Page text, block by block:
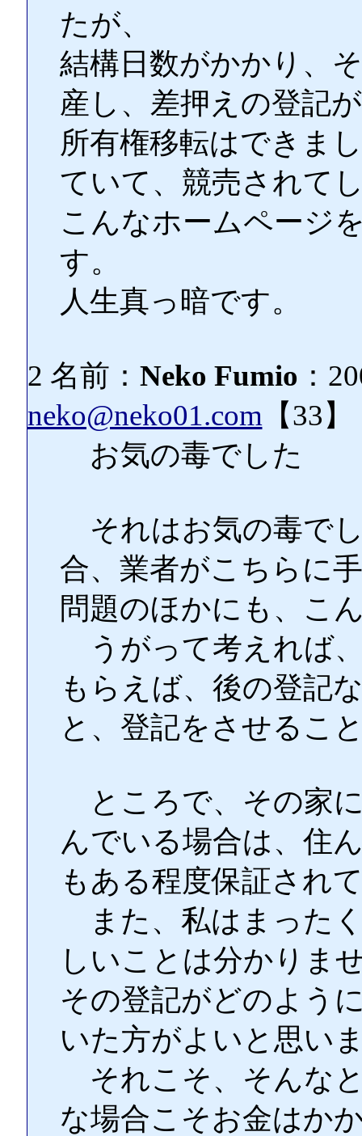
たが、
結構日数がかかり、
産し、差押えの登記
所有権移転はできま
ていて、競売されて
こんなホームページ
す。
人生真っ暗です。
2 名前： Neko Fumio ：
neko@neko01.com 【33】
お気の毒でした
それはお気の毒で
合、業者がこちらに
問題のほかにも、こ
うがって考えれば
もらえば、後の登記
と、登記をさせるこ
ところで、その家
んでいる場合は、住
もある程度保証され
また、私はまった
しいことは分かりま
その登記がどのよう
いた方がよいと思い
それこそ、そんな
な場合こそお金はか